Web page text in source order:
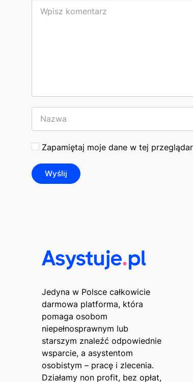
Zapamiętaj moje dane w tej
Jedyna w Polsce całkowicie
darmowa platforma, która
pomaga osobom
niepełnosprawnym lub
starszym znaleźć odpowiednie
wsparcie, a asystentom
osobistym – pracę i zlecenia.
Działamy non profit, bez opłat,